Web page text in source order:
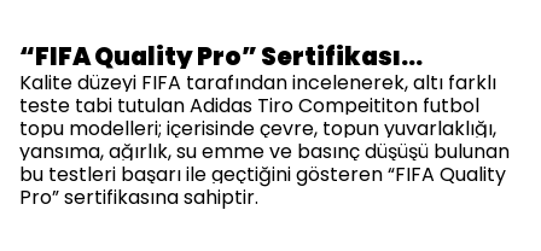
“FIFA Quality Pro” Sertifikası…
Kalite düzeyi FIFA tarafından incelenerek, altı farklı
teste tabi tutulan Adidas Tiro Compeititon futbol
topu modelleri; içerisinde çevre, topun yuvarlaklığı,
yansıma, ağırlık, su emme ve basınç düşüşü bulunan
bu testleri başarı ile geçtiğini gösteren“FIFA Quality
Pro”sertifikasına sahiptir.